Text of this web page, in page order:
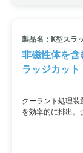
製品名：K型スラ
非磁性体を
ラッジカット
クーラント処理
を効率的に排出。
出をスムーズに
ラントと不水溶